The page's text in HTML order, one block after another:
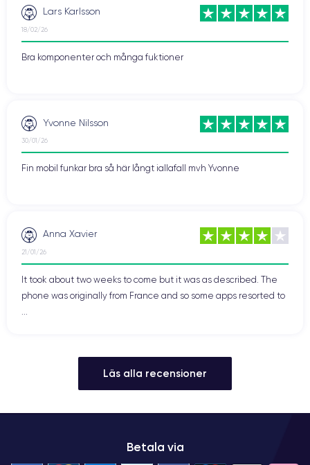
Lars Karlsson
18/02/26
Bra komponenter och många fuktioner
Yvonne Nilsson
30/01/26
Fin mobil funkar bra så här långt iallafall mvh Yvonne
Anna Xavier
21/01/26
It took about two weeks to come but it was as described. The
phone was originally from France and so some apps resorted to
Läs alla recensioner
Betala via